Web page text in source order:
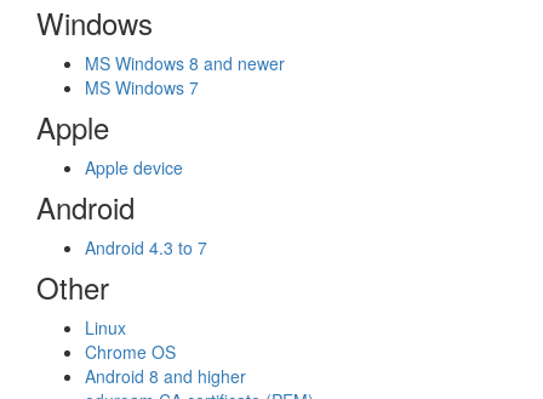
Windows
MS Windows 8 and newer
MS Windows 7
Apple
Apple device
Android
Android 4.3 to 7
Other
Linux
Chrome OS
Android 8 and higher